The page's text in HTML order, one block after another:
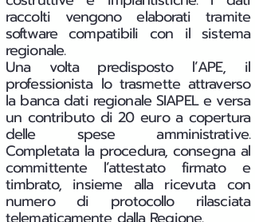
raccolti vengono elaborati tramite
software compatibili con il sistema
regionale.
Una volta predisposto l’APE, il
professionista lo trasmette attraverso
la banca dati regionale SIAPEL e versa
un contributo di 20 euro a copertura
delle spese amministrative.
Completata la procedura, consegna al
committente l’attestato firmato e
timbrato, insieme alla ricevuta con
numero di protocollo rilasciata